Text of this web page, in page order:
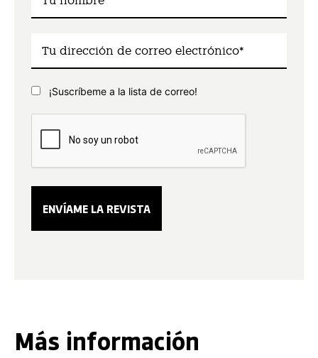
¡Suscríbeme a la lista de correo!
Más información